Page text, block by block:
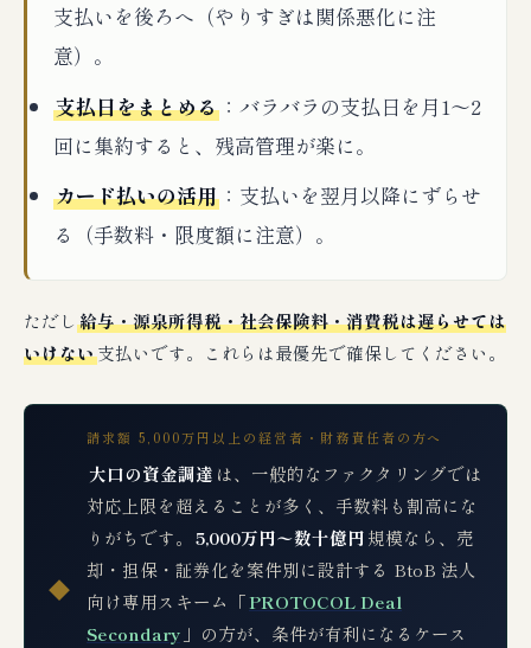
支払いを後ろへ（やりすぎは関係悪化に注
意）。
支払日をまとめる ：バラバラの支払日を月1〜2
回に集約すると、残高管理が楽に。
カード払いの活用 ：支払いを翌月以降にずらせ
る（手数料・限度額に注意）。
ただし 給与・源泉所得税・社会保険料・消費税は遅らせては
いけない支払いです。これらは最優先で確保してください。
◆
請求額 5,000万円以上の経営者・財務責任者の方へ
大口の資金調達 は、一般的なファクタリングでは
対応上限を超えることが多く、手数料も割高にな
りがちです。 5,000万円〜数十億円規模なら、売
却・担保・証券化を案件別に設計する BtoB 法人
向け専用スキーム「PROTOCOL Deal
Secondary 」の方が、条件が有利になるケース